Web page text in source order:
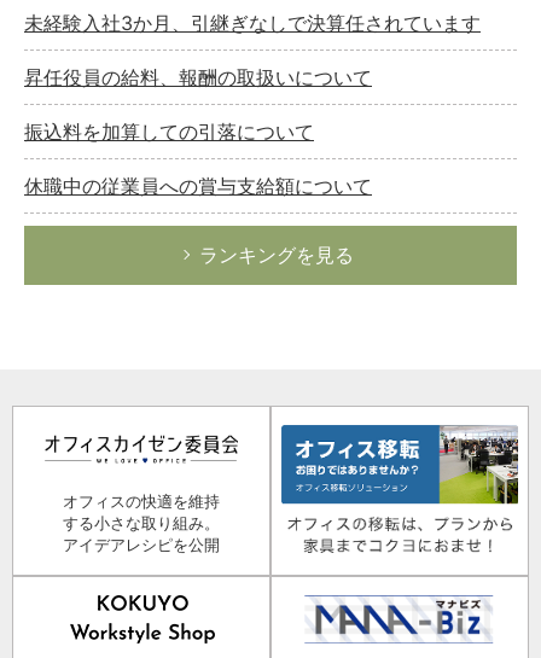
未経験入社3か月、引継ぎなしで決算任されています
昇任役員の給料、報酬の取扱いについて
振込料を加算しての引落について
休職中の従業員への賞与支給額について
ランキングを見る
オフィスの快適を維持
する小さな取り組み。
アイデアレシピを公開